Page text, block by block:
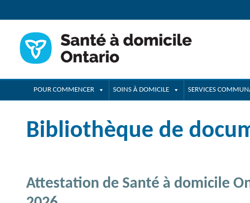
POUR COMMENCER SOINS À DOMICILE SERVICES
Bibliothèque de
Attestation de Santé à domicile